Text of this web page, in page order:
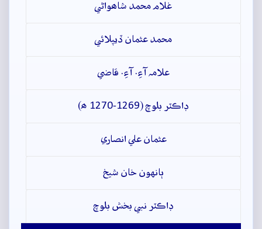
غلام محمد شاھواڻي
محمد عثمان ڏيپلائي
علامہ آءِ. آءِ. قاضي
ڊاڪٽر بلوچ (1269-1270 ھ)
عثمان علي انصاري
ٻانهون خان شيخ
ڊاڪٽر نبي بخش بلوچ